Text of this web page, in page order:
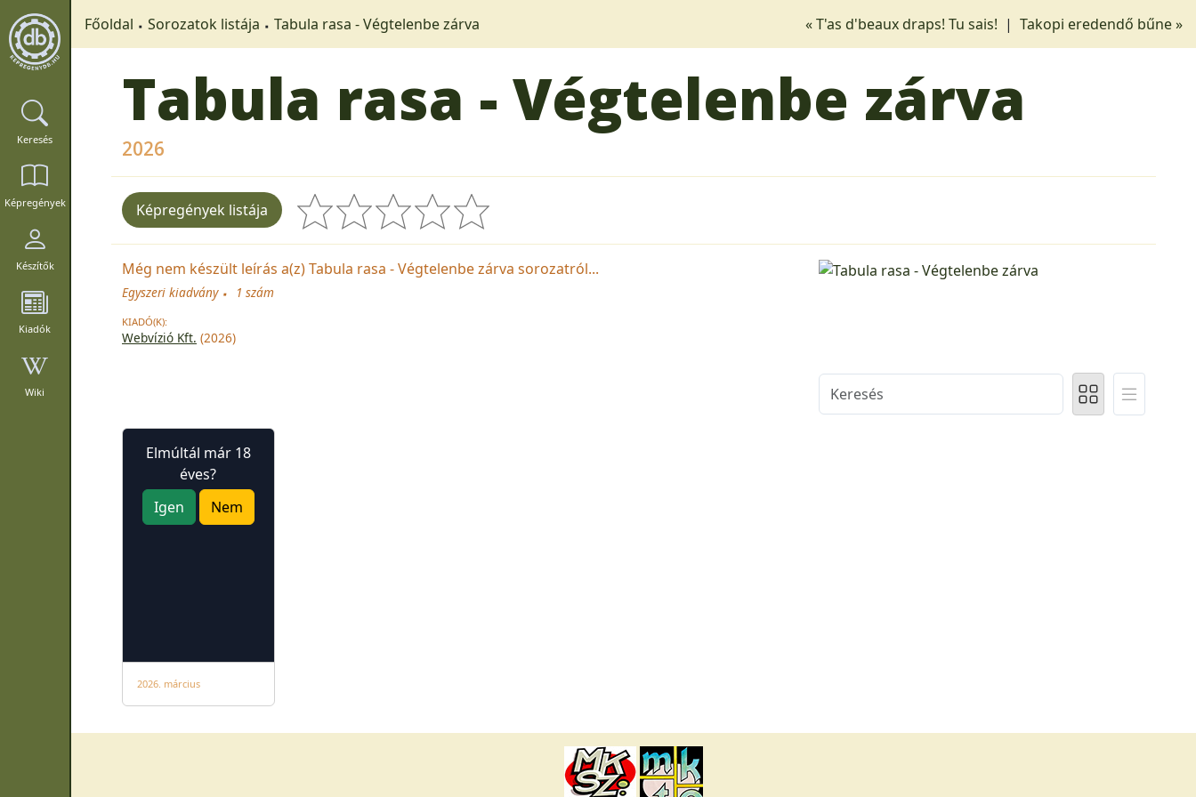
Keresés
Képregények
Készítők
Kiadók
Wiki
Főoldal Sorozatok listája Tabula rasa - Végtelenbe zárva « T'as d'beaux draps! Tu sais! | Takopi eredendő bűne »
Tabula rasa - Végtelenbe zárva
2026
Képregények listája
Még nem készült leírás a(z) Tabula rasa - Végtelenbe zárva sorozatról...
Egyszeri kiadvány 1 szám
KIADÓ(K):
Webvízió Kft. (2026)
Elmúltál már 18
éves?
Igen
Nem
2026. március